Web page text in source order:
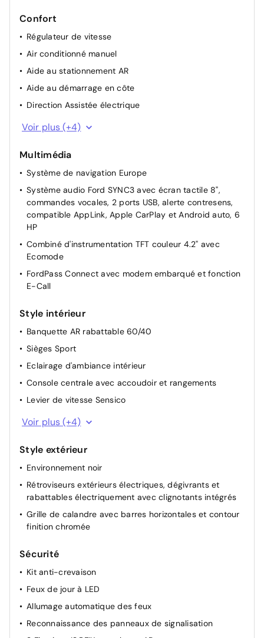
Confort
Régulateur de vitesse
Air conditionné manuel
Aide au stationnement AR
Aide au démarrage en côte
Direction Assistée électrique
Vitres AV/AR électriques à impulsion haut/bas
sport, faible adhérence, trail)
Caméra de recul
Radar avant
Voir plus (+4)
Multimédia
Système de navigation Europe
Système audio Ford SYNC3 avec écran tactile 8",
commandes vocales, 2 ports USB, alerte contresens,
compatible AppLink, Apple CarPlay et Android auto, 6
HP
Combiné d'instrumentation TFT couleur 4.2" avec
Ecomode
FordPass Connect avec modem embarqué et fonction
E-Call
Style intérieur
Banquette AR rabattable 60/40
Sièges Sport
Eclairage d'ambiance intérieur
Console centrale avec accoudoir et rangements
Levier de vitesse Sensico
Volant 3 branches cuir
Siège conducteur réglable en hauteur avec soutien
lombaire
Sellerie tissu noir Kasbah
Voir plus (+4)
Style extérieur
Environnement noir
Rétroviseurs extérieurs électriques, dégivrants et
rabattables électriquement avec clignotants intégrés
Grille de calandre avec barres horizontales et contour
finition chromée
Sécurité
Kit anti-crevaison
Feux de jour à LED
Allumage automatique des feux
Reconnaissance des panneaux de signalisation